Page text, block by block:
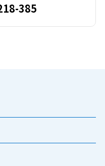
385